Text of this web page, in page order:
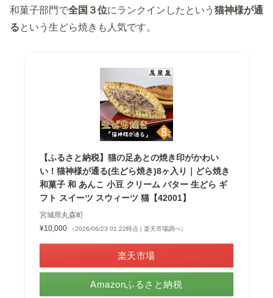
和菓子部門で全国３位にランクインしたという 猫神様が通
るという生どら焼きも人気です。
【ふるさと納税】猫の足あとの焼き印がかわい
い！猫神様が通る(生どら焼き)8ヶ入り｜どら焼き
和菓子 和 あんこ 小豆 クリーム バター 生どら ギ
フト スイーツ スウィーツ 猫【42001】
宮城県丸森町
¥10,000
（2026/06/23 01:22時点 | 楽天市場調べ）
楽天市場
Amazonふるさと納税